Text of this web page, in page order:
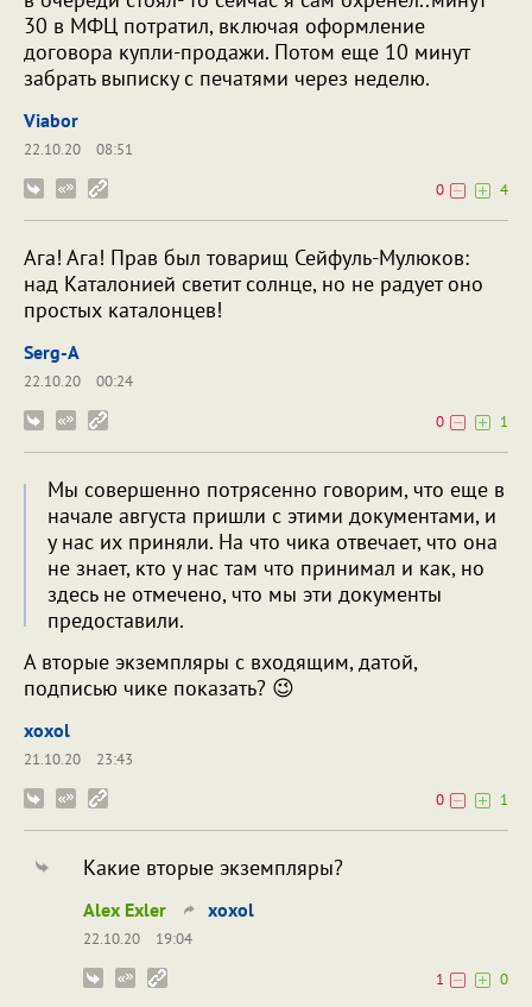
30 в МФЦ потратил, включая оформление
договора купли-продажи. Потом еще 10 минут
забрать выписку с печатями через неделю.
Viabor
22.10.20
08:51
0
4
Ага! Ага! Прав был товарищ Сейфуль-Мулюков:
над Каталонией светит солнце, но не радует оно
простых каталонцев!
Serg-A
22.10.20
00:24
0
1
Мы совершенно потрясенно говорим, что еще в
начале августа пришли с этими документами, и
у нас их приняли. На что чика отвечает, что она
не знает, кто у нас там что принимал и как, но
здесь не отмечено, что мы эти документы
предоставили.
А вторые экземпляры с входящим, датой,
подписью чике показать? 😉
xoxol
21.10.20
23:43
0
1
Какие вторые экземпляры?
Alex Exler xoxol
22.10.20
19:04
1
0